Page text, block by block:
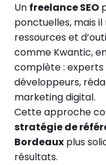
Un freelance SEO
ponctuelles, mais
ressources et
comme Kwantic,
complète :
développeurs,
marketing digital.
Cette approche
stratégie de
Bordeaux plus
résultats.